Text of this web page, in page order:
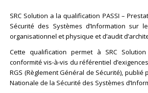
SRC Solution a la qualification PASSI –
Sécurité des Systèmes d’Information sur
organisationnel et physique et d’audit
Cette qualification permet à SRC
conformité vis-à-vis duréférentiel d’exigences
RGS (Règlement Général de Sécurité), publié
Nationale de la Sécurité des Systèmes